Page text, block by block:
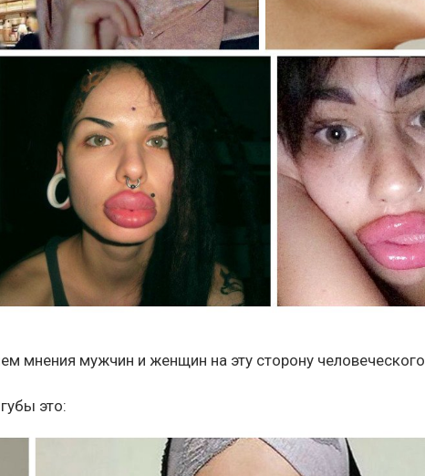
мнения мужчин и женщин на эту сторону человеческого
это: